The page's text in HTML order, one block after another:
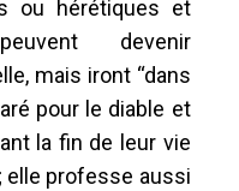
ou hérétiques et
devenir
mais iront “dans
pour le diable et
la fin de leur vie
elle professe aussi